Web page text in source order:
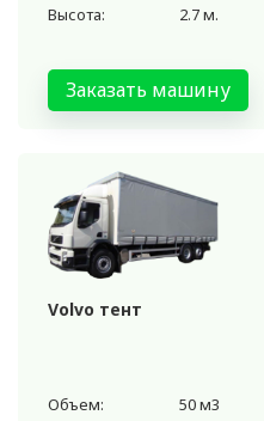
Высота:
2.7 м.
Заказать машину
Volvo тент
Объем:
50 м3